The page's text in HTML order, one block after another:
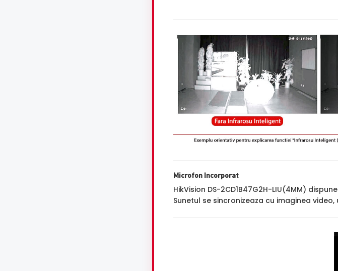
Microfon Incorporat
HikVision DS-2CD1B47G2H-LIU(4MM)
Sunetul se sincronizeaza cu imaginea